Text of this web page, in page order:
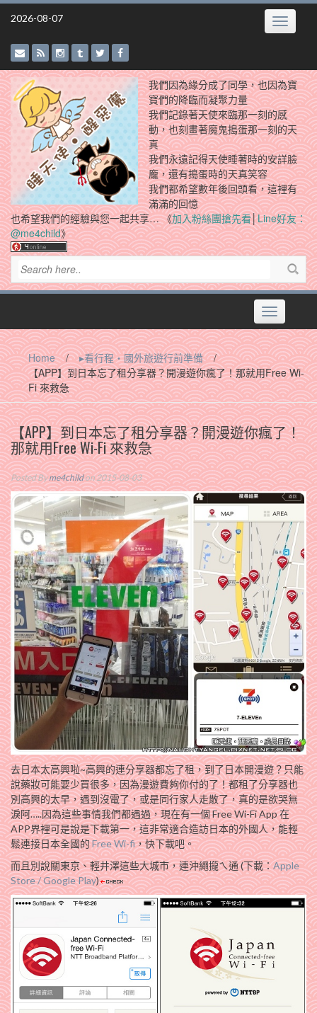
Skip
2026-08-07 Toggle
我們因為緣分成了同學，也因為寶
寶們的降臨而凝聚力量
我們記錄著天使來臨那一刻的感
動，也刻畫著魔鬼搗蛋那一刻的天
真
我們永遠記得天使睡著時的安詳臉
龐，還有搗蛋時的天真笑容
我們都希望數年後回頭看，這裡有
滿滿的回憶
也希望我們的經驗與您一起共享… 《加入粉絲團搶先看│Line好友：
@me4child》
Toggle
navigation
Home / ▸看行程‧國外旅遊行前準備
/
【APP】到日本忘了租分享器？開漫遊你瘋了！那就用Free Wi-
Fi 來救急
【APP】到日本忘了租分享器？開漫遊你瘋了！
那就用Free Wi-Fi 來救急
Posted Byme4childon 2015-08-03
去日本太高興啦~高興的連分享器都忘了租，到了日本開漫遊？只能
說藥妝可能要少買很多，因為漫遊費夠你付的了！都租了分享器也
別高興的太早，遇到沒電了，或是同行家人走散了，真的是欲哭無
淚阿…..因為這些事情我們都遇過，現在有一個 Free Wi-Fi App 在
APP界裡可是說是下載第一，這非常適合造訪日本的外國人，能輕
鬆連接日本全國的Free Wi-fi，快下載吧。
而且別說關東京、輕井澤這些大城市，連沖繩攏ㄟ通 (下載：Apple
Store / Google Play)